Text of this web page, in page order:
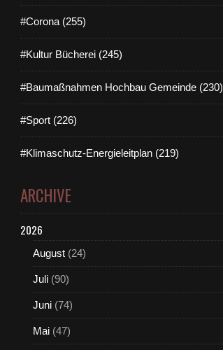
#Corona (255)
#Kultur Bücherei (245)
#Baumaßnahmen Hochbau Gemeinde (230)
#Sport (226)
#Klimaschutz-Energieleitplan (219)
ARCHIVE
2026
August (24)
Juli (90)
Juni (74)
Mai (47)